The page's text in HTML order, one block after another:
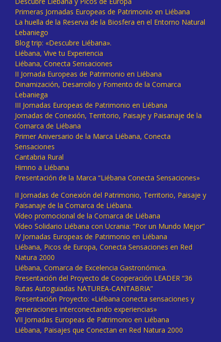
Primeras Jornadas Europeas de Patrimonio en Liébana
La huella de la Reserva de la Biosfera en el Entorno Natural
Lebaniego
Blog trip: «Descubre Liébana».
Liébana, Vive tu Experiencia
Liébana, Conecta Sensaciones
II Jornada Europeas de Patrimonio en Liébana
Dinamización, Desarrollo y Fomento de la Comarca
Lebaniega
III Jornadas Europeas de Patrimonio en Liébana
Jornadas de Conexión, Territorio, Paisaje y Paisanaje de la
Comarca de Liébana
Primer Aniversario de la Marca Liébana, Conecta
Sensaciones
Cantabria Rural
Himno a Liébana
Presentación de la Marca “Liébana Conecta Sensaciones»
II Jornadas de Conexión del Patrimonio, Territorio, Paisaje y
Paisanaje de la Comarca de Liébana.
Vídeo promocional de la Comarca de Liébana
Vídeo Solidario Liébana con Ucrania: “Por un Mundo Mejor”
IV Jornadas Europeas de Patrimonio en Liébana
Liébana, Picos de Europa, Conecta Sensaciones en Red
Natura 2000
Liébana, Comarca de Excelencia Gastronómica.
Presentación del Proyecto de Cooperación LEADER “36
Rutas Autoguiadas NATUREA-CANTABRIA”
Presentación Proyecto: «Liébana conecta sensaciones y
generaciones interconectando experiencias»
VII Jornadas Europeas de Patrimonio en Liébana
Liébana, Paisajes que Conectan en Red Natura 2000